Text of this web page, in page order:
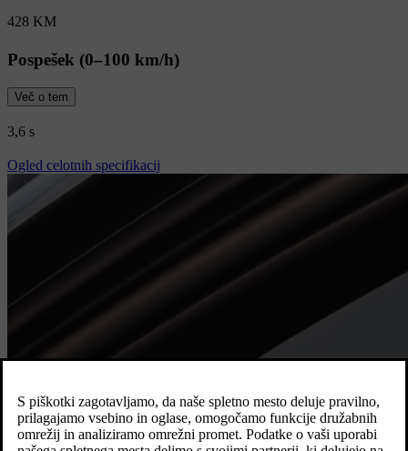
428 KM
Pospešek (0–100 km/h)
Več o tem
3,6 s
Ogled celotnih specifikacij